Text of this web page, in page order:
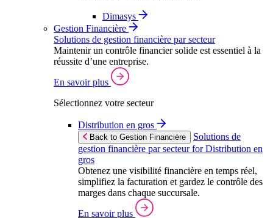
Dimasys
Gestion Financière
Solutions de gestion financière par secteur
Maintenir un contrôle financier solide est essentiel à la
réussite d’une entreprise.
En savoir plus
Sélectionnez votre secteur
Distribution en gros
Back to Gestion Financière
Solutions de
gestion financière par secteur for Distribution en
gros
Obtenez une visibilité financière en temps réel,
simplifiez la facturation et gardez le contrôle des
marges dans chaque succursale.
En savoir plus